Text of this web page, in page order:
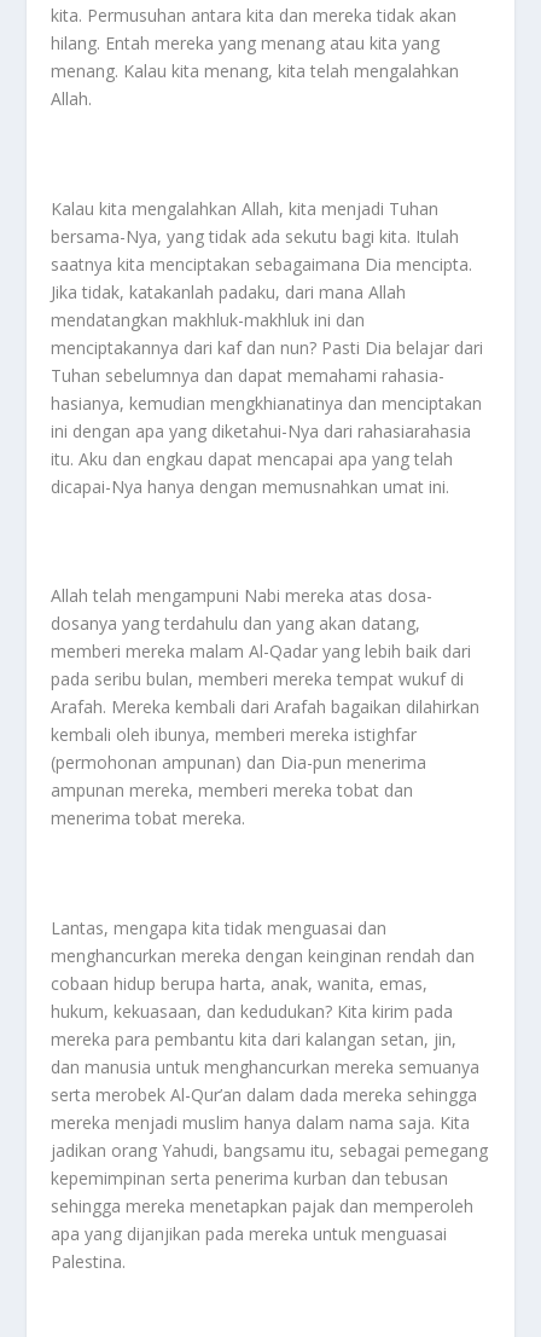
kita. Permusuhan antara kita dan mereka tidak akan
hilang. Entah mereka yang menang atau kita yang
menang. Kalau kita menang, kita telah mengalahkan
Allah.
Kalau kita mengalahkan Allah, kita menjadi Tuhan
bersama-Nya, yang tidak ada sekutu bagi kita. Itulah
saatnya kita menciptakan sebagaimana Dia mencipta.
Jika tidak, katakanlah padaku, dari mana Allah
mendatangkan makhluk-makhluk ini dan
menciptakannya dari kaf dan nun? Pasti Dia belajar dari
Tuhan sebelumnya dan dapat memahami rahasia-
hasianya, kemudian mengkhianatinya dan menciptakan
ini dengan apa yang diketahui-Nya dari rahasiarahasia
itu. Aku dan engkau dapat mencapai apa yang telah
dicapai-Nya hanya dengan memusnahkan umat ini.
Allah telah mengampuni Nabi mereka atas dosa-
dosanya yang terdahulu dan yang akan datang,
memberi mereka malam Al-Qadar yang lebih baik dari
pada seribu bulan, memberi mereka tempat wukuf di
Arafah. Mereka kembali dari Arafah bagaikan dilahirkan
kembali oleh ibunya, memberi mereka istighfar
(permohonan ampunan) dan Dia-pun menerima
ampunan mereka, memberi mereka tobat dan
menerima tobat mereka.
Lantas, mengapa kita tidak menguasai dan
menghancurkan mereka dengan keinginan rendah dan
cobaan hidup berupa harta, anak, wanita, emas,
hukum, kekuasaan, dan kedudukan? Kita kirim pada
mereka para pembantu kita dari kalangan setan, jin,
dan manusia untuk menghancurkan mereka semuanya
serta merobek Al-Qur’an dalam dada mereka sehingga
mereka menjadi muslim hanya dalam nama saja. Kita
jadikan orang Yahudi, bangsamu itu, sebagai pemegang
kepemimpinan serta penerima kurban dan tebusan
sehingga mereka menetapkan pajak dan memperoleh
apa yang dijanjikan pada mereka untuk menguasai
Palestina.